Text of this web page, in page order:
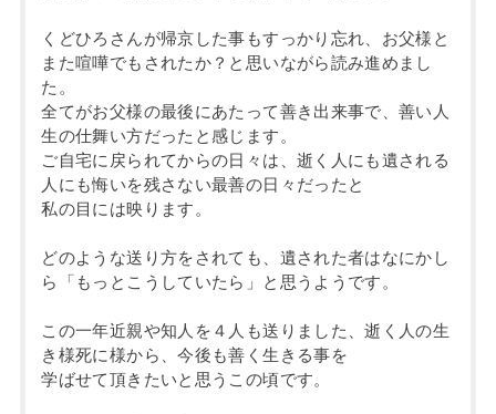
くどひろさんが帰京した事もすっかり忘れ、お父様と
また喧嘩でもされたか？と思いながら読み進めまし
た。
全てがお父様の最後にあたって善き出来事で、善い人
生の仕舞い方だったと感じます。
ご自宅に戻られてからの日々は、逝く人にも遺される
人にも悔いを残さない最善の日々だったと
私の目には映ります。
どのような送り方をされても、遺された者はなにかし
ら「もっとこうしていたら」と思うようです。
この一年近親や知人を４人も送りました、逝く人の生
き様死に様から、今後も善く生きる事を
学ばせて頂きたいと思うこの頃です。